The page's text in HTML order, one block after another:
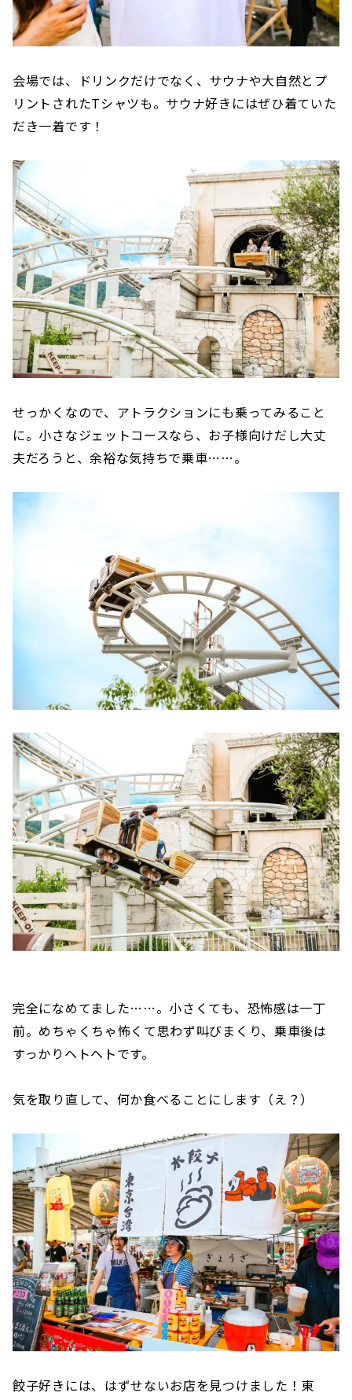
会場では、ドリンクだけでなく、サウナや大自然とプ
リントされたTシャツも。サウナ好きにはぜひ着ていた
だき一着です！
せっかくなので、アトラクションにも乗ってみること
に。小さなジェットコースなら、お子様向けだし大丈
夫だろうと、余裕な気持ちで乗車……。
完全になめてました……。小さくても、恐怖感は一丁
前。めちゃくちゃ怖くて思わず叫びまくり、乗車後は
すっかりヘトヘトです。
気を取り直して、何か食べることにします（え？）
餃子好きには、はずせないお店を見つけました！東